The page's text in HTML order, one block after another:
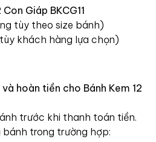
Giáp BKCG11
tùy theo size bánh)
khách hàng lựa chọn)
hoàn tiền cho Bánh Kem 12
trước khi thanh toán tiền.
trong trường hợp: